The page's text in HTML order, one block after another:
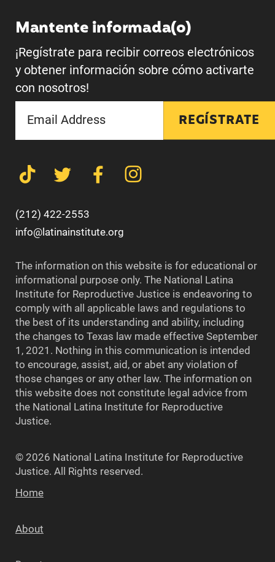
Mantente informada(o)
¡Regístrate para recibir correos electrónicos
y obtener información sobre cómo activarte
con nosotros!
REGÍSTRATE
(212) 422-2553
info@latinainstitute.org
The information on this website is for educational or
informational purpose only. The National Latina
Institute for Reproductive Justice is endeavoring to
comply with all applicable laws and regulations to
the best of its understanding and ability, including
the changes to Texas law made effective September
1, 2021. Nothing in this communication is intended
to encourage, assist, aid, or abet any violation of
those changes or any other law. The information on
this website does not constitute legal advice from
the National Latina Institute for Reproductive
Justice.
© 2026 National Latina Institute for Reproductive
Justice. All Rights reserved.
Home
About